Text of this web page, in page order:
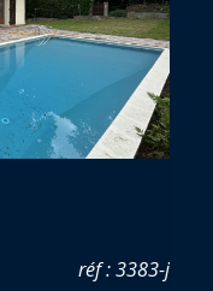
réf : 3383-j